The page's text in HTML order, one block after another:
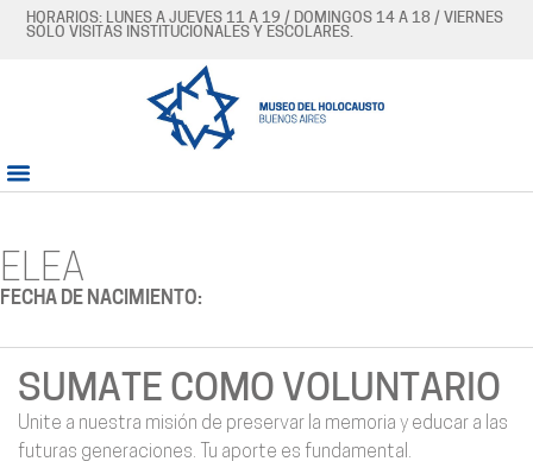
HORARIOS: LUNES A JUEVES 11 A 19 / DOMINGOS 14 A 18 / VIERNES
SÓLO VISITAS INSTITUCIONALES Y ESCOLARES.
ELEA
FECHA DE NACIMIENTO:
SUMATE COMO VOLUNTARIO
Unite a nuestra misión de preservar la memoria y educar a las
futuras generaciones. Tu aporte es fundamental.